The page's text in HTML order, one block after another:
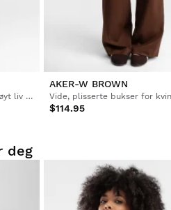
Jeans med barrel-passform og høyt liv for kvinner
AKER-W BROWN
Vide, plisserte bukser for
$114.95
deg